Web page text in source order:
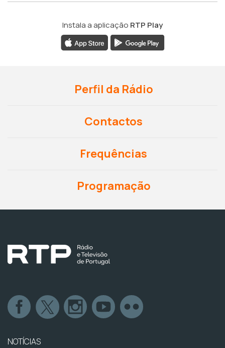
Instala a aplicação RTP Play
Perfil da Rádio
Contactos
Frequências
Programação
NOTÍCIAS